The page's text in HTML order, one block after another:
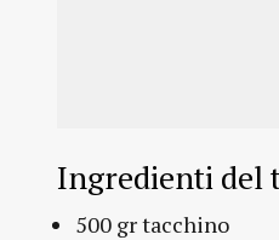
Ingredienti del
500 gr tacchino